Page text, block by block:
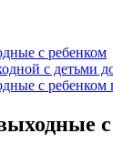
с ребенком
с детьми
с ребенком